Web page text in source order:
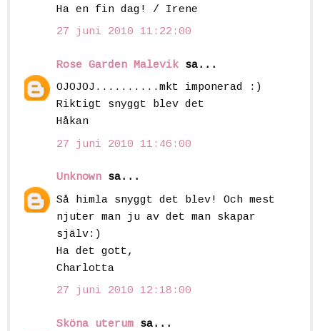
Ha en fin dag! / Irene
27 juni 2010 11:22:00
Rose Garden Malevik sa...
OJOJOJ..........mkt imponerad :)
Riktigt snyggt blev det
Håkan
27 juni 2010 11:46:00
Unknown sa...
Så himla snyggt det blev! Och mest
njuter man ju av det man skapar
själv:)
Ha det gott,
Charlotta
27 juni 2010 12:18:00
Sköna uterum sa...